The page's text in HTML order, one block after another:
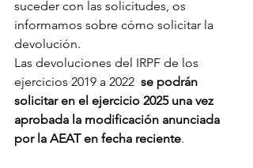
suceder con las solicitudes, os
informamos sobre cómo solicitar la
devolución.
Las devoluciones del IRPF de los
ejercicios 2019 a 2022 se podrán
solicitar en el ejercicio 2025 una vez
aprobada la modificación anunciada
por la AEAT en fecha reciente.